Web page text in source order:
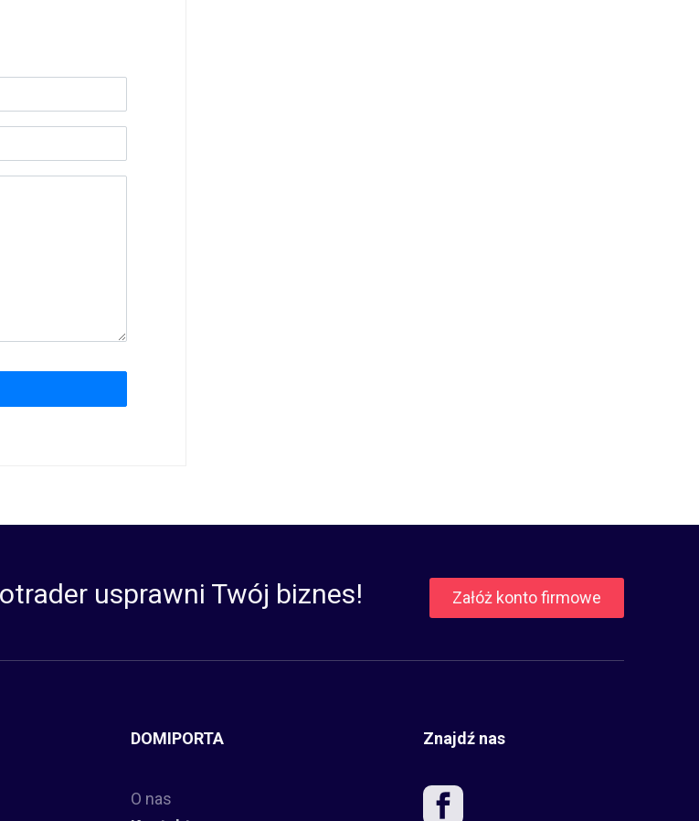
usprawni Twój biznes! Załóż konto firmowe
DOMIPORTA
O nas
Znajdź nas